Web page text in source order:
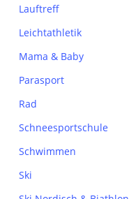
Lauftreff
Leichtathletik
Mama & Baby
Parasport
Rad
Schneesportschule
Schwimmen
Ski